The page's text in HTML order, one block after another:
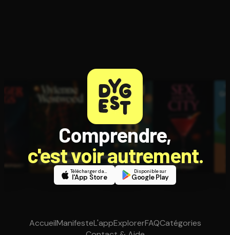
Comprendre,
c'est voir autrement.
Télécharger dans
l'App Store
Disponible sur
Google Play
AccueilManifesteL'appExplorerFAQCatégories